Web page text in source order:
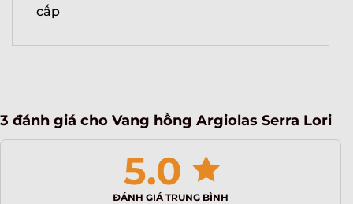
cấp
3 đánh giá cho Vang hồng Argiolas Serra Lori
5.0
ĐÁNH GIÁ TRUNG BÌNH